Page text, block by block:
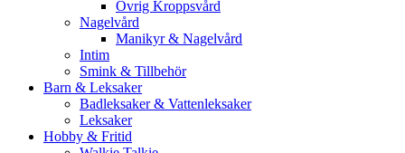
Övrig Kroppsvård
Nagelvård
Manikyr & Nagelvård
Intim
Smink & Tillbehör
Barn & Leksaker
Badleksaker & Vattenleksaker
Leksaker
Hobby & Fritid